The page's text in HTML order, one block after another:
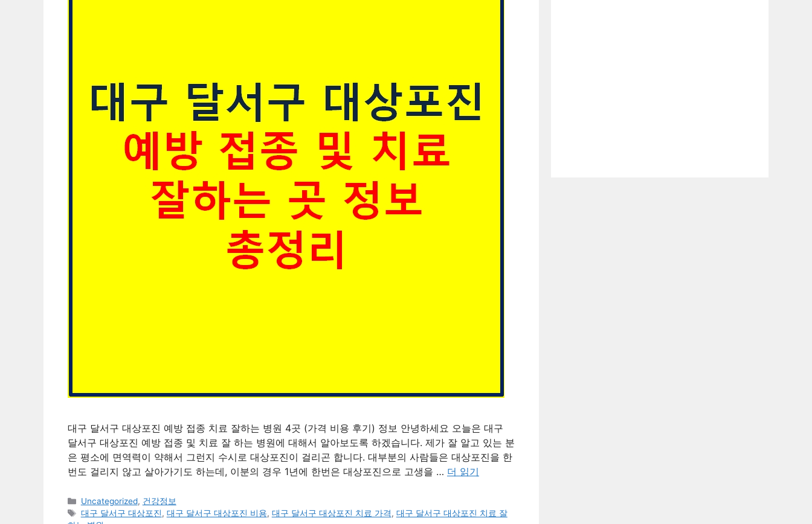
대구 달서구 대상포진 예방 접종 치료 잘하는 병원 4곳 (가격 비용 후기) 정보 안녕하세요 오늘은 대구
달서구 대상포진 예방 접종 및 치료 잘 하는 병원에 대해서 알아보도록 하겠습니다. 제가 잘 알고 있는 분
은 평소에 면역력이 약해서 그런지 수시로 대상포진이 걸리곤 합니다. 대부분의 사람들은 대상포진을 한
번도 걸리지 않고 살아가기도 하는데, 이분의 경우 1년에 한번은 대상포진으로 고생을 … 더 읽기
카
테
Uncategorized, 건강정보
태
대구 달서구 대상포진, 대구 달서구 대상포진 비용, 대구 달서구 대상포진 치료 가격, 대구 달서구 대상포진 치료 잘